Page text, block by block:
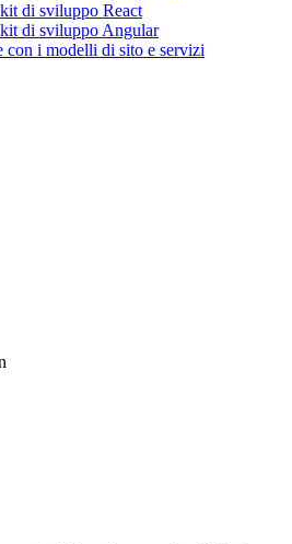
di sviluppo React
di sviluppo Angular
con i modelli di sito e servizi